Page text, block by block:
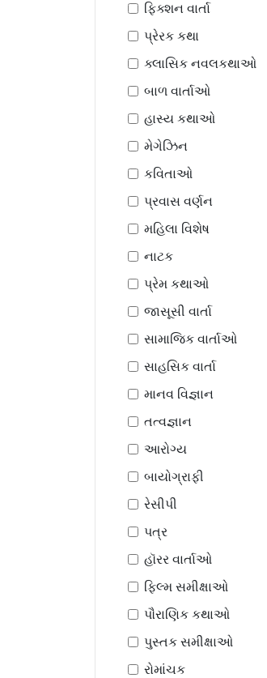
ફિક્શન વાર્તા
પ્રેરક કથા
ક્લાસિક નવલકથાઓ
બાળ વાર્તાઓ
હાસ્ય કથાઓ
મેગેઝિન
કવિતાઓ
પ્રવાસ વર્ણન
મહિલા વિશેષ
નાટક
પ્રેમ કથાઓ
જાસૂસી વાર્તા
સામાજિક વાર્તાઓ
સાહસિક વાર્તા
માનવ વિજ્ઞાન
તત્વજ્ઞાન
આરોગ્ય
બાયોગ્રાફી
રેસીપી
પત્ર
હૉરર વાર્તાઓ
ફિલ્મ સમીક્ષાઓ
પૌરાણિક કથાઓ
પુસ્તક સમીક્ષાઓ
રોમાંચક